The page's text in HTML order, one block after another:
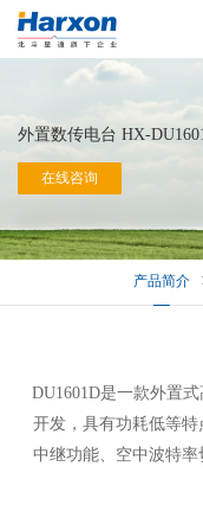
外置数传电台 HX-
在线咨询
产品简介
DU1601D是一款外置
开发，具有功耗低等
中继功能、空中波特